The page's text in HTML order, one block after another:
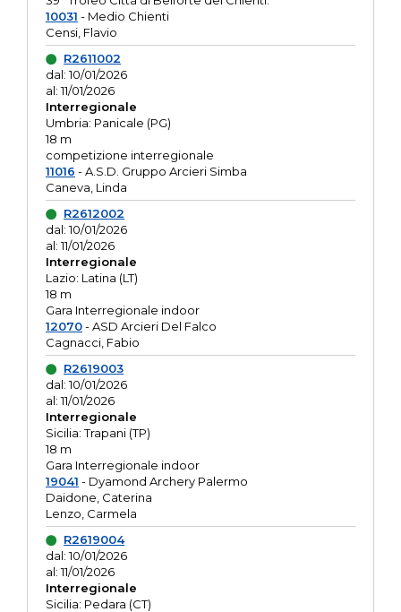
10031 - Medio Chienti
Censi, Flavio
R2611002
dal: 10/01/2026
al: 11/01/2026
Interregionale
Umbria: Panicale (PG)
18 m
competizione interregionale
11016 - A.S.D. Gruppo Arcieri Simba
Caneva, Linda
R2612002
dal: 10/01/2026
al: 11/01/2026
Interregionale
Lazio: Latina (LT)
18 m
Gara Interregionale indoor
12070- ASD Arcieri Del Falco
Cagnacci, Fabio
R2619003
dal: 10/01/2026
al: 11/01/2026
Interregionale
Sicilia: Trapani (TP)
18 m
Gara Interregionale indoor
19041 - Dyamond Archery Palermo
Daidone, Caterina
Lenzo, Carmela
R2619004
dal: 10/01/2026
al: 11/01/2026
Interregionale
Sicilia: Pedara (CT)